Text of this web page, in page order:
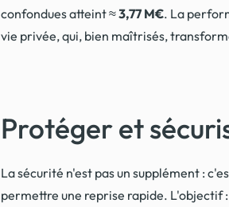
confondues atteint ≈3,77 M€. La
vie privée, qui, bien maîtrisés,
Protéger et
La sécurité n'est pas un supplément :
permettre une reprise rapide.